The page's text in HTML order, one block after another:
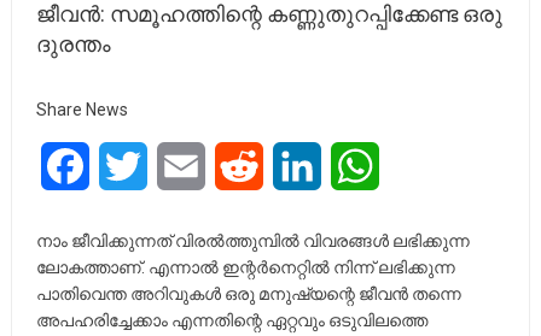
ജീവൻ: സമൂഹത്തിന്റെ കണ്ണുതുറപ്പിക്കേണ്ട ഒരു
ദുരന്തം
Share News
FacebookTwitter Email Reddit LinkedIn
നാം ജീവിക്കുന്നത് വിരൽത്തുമ്പിൽ വിവരങ്ങൾ ലഭിക്കുന്ന
ലോകത്താണ്. എന്നാൽ ഇന്റർനെറ്റിൽ നിന്ന് ലഭിക്കുന്ന
പാതിവെന്ത അറിവുകൾ ഒരു മനുഷ്യന്റെ ജീവൻ തന്നെ
അപഹരിച്ചേക്കാം എന്നതിന്റെ ഏറ്റവും ഒടുവിലത്തെ